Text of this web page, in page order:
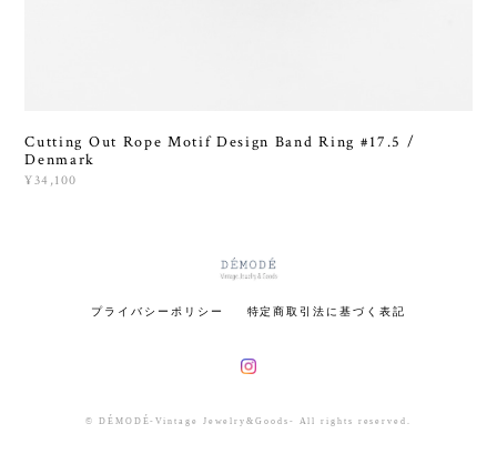
Cutting Out Rope Motif Design Band Ring #17.5 /
Denmark
¥34,100
プライバシーポリシー 特定商取引法に基づく表記
© DÉMODÉ-Vintage Jewelry&Goods- All rights reserved.